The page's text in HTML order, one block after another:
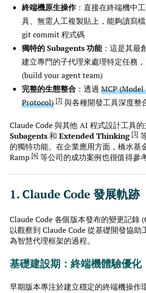
終端機原生操作：直接在終端機中
具、無需人工複製貼上，能夠讀寫檔
git commit 程式碼
獨特的 Subagents 功能：這是其最
建立專門的子代理來處理特定任務
(build your agent team)
完整的生態整合 ：透過 MCP
Protocol) 2 與各種開發工具深度整
Claude Code 與其他 AI 程式設計工具
Subagents和 Extended Thinking 3
的獨特功能。在企業應用方面，橋水基
Ramp 6 等公司的成功案例也很值得參考
1. Claude Code 發展軌跡
Claude Code 各個版本發布的變更記錄
以觀察到 Claude Code 從基礎開發協助
為智慧代理框架的過程。
基礎建設期：終端機體驗優化
早期版本專注於建立穩定的終端機操作